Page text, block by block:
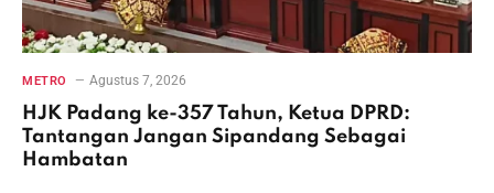
METRO Agustus 7, 2026
HJK Padang ke-357 Tahun, Ketua DPRD:
Tantangan Jangan Sipandang Sebagai
Hambatan